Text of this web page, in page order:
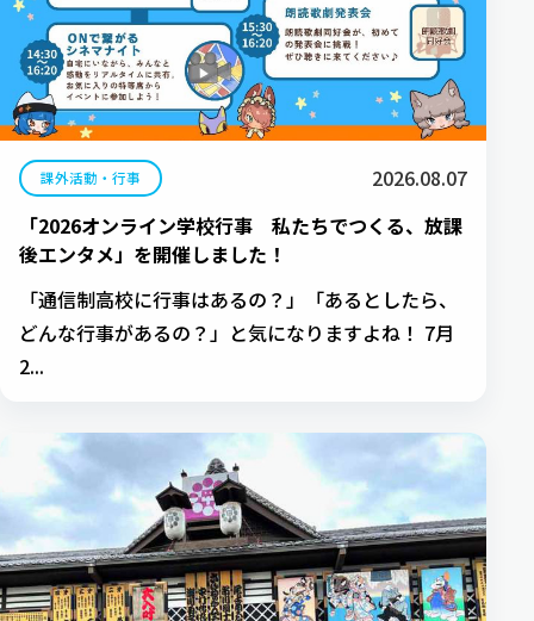
課外活動・行事
2026.08.07
「2026オンライン学校行事 私たちでつくる、放課
後エンタメ」を開催しました！
「通信制高校に行事はあるの？」「あるとしたら、
どんな行事があるの？」と気になりますよね！ 7月
2...